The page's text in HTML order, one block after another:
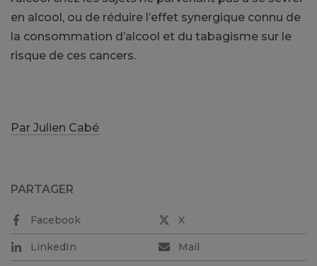
en alcool, ou de réduire l’effet synergique connu de
la consommation d’alcool et du tabagisme sur le
risque de ces cancers.
Par Julien Cabé
PARTAGER
Facebook X
LinkedIn Mail